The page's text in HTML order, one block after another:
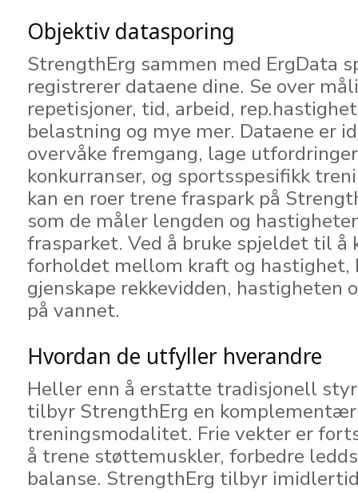
Objektiv datasporing
StrengthErg sammen med ErgData
registrerer dataene dine. Se over
repetisjoner, tid, arbeid,
belastning og mye mer. Dataene er
overvåke fremgang, lage
konkurranser, og sportsspesifikk
kan en roer trene fraspark på
som de måler lengden og
frasparket. Ved å bruke spjeldet til å
forholdet mellom kraft og hastighet,
gjenskape rekkevidden, hastigheten
på vannet.
Hvordan de utfyller hverandre
Heller enn å erstatte tradisjonell
tilbyr StrengthErg en komplementær
treningsmodalitet. Frie vekter er
å trene støttemuskler, forbedre
balanse. StrengthErg tilbyr